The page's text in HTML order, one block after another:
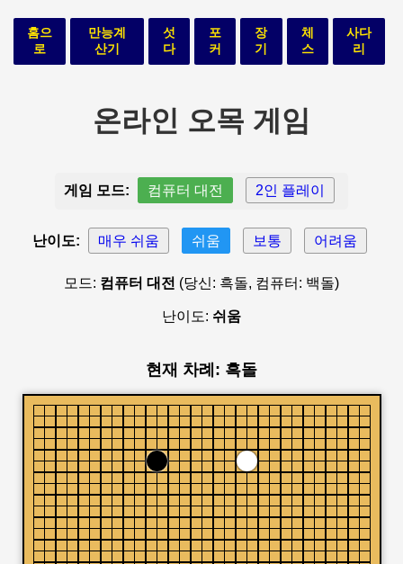
홈으
로
만능계
산기
섯
다
포
커
장
기
체
스
사다
리
온라인 오목 게임
게임 모드: 컴퓨터 대전 2인 플레이
난이도: 매우 쉬움 쉬움 보통 어려움
모드: 컴퓨터 대전 (당신: 흑돌, 컴퓨터: 백돌)
난이도: 쉬움
현재 차례: 흑돌